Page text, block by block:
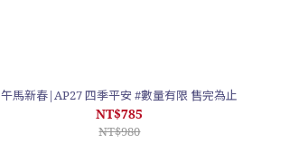
午馬新春|AP27 四季平安 #數量有限 售完為止
NT$785
NT$980